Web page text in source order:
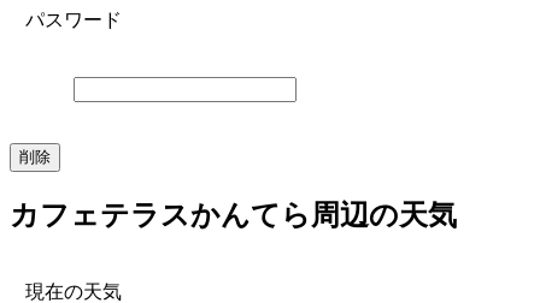
パスワード
カフェテラスかんてら周辺の天気
現在の天気